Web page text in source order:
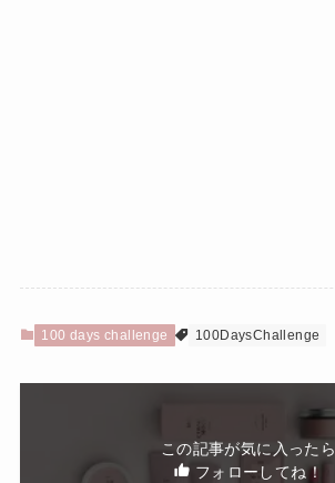
100 days challenge 100DaysChallenge
この記事が気に入ったら
フォローしてね！